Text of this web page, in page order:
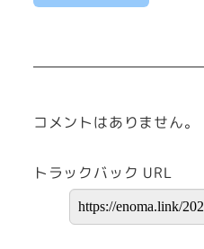
コメントはありません。
トラックバック URL